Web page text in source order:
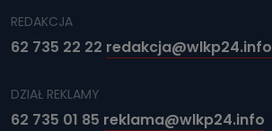
REDAKCJA
62 735 22 22 redakcja@wlkp24.info
DZIAŁ REKLAMY
62 735 01 85 reklama@wlkp24.info